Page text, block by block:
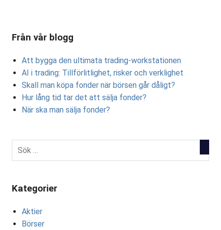
Från vår blogg
Att bygga den ultimata trading-workstationen
AI i trading: Tillförlitlighet, risker och verklighet
Skall man köpa fonder när börsen går dåligt?
Hur lång tid tar det att sälja fonder?
När ska man sälja fonder?
Kategorier
Aktier
Börser